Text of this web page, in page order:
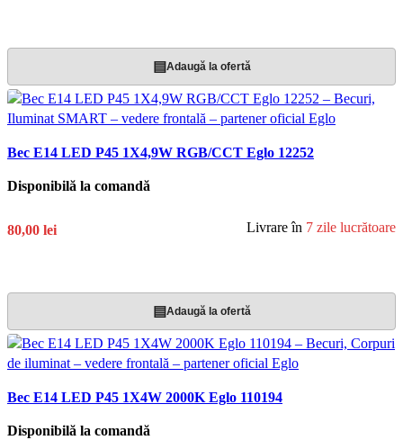
▤Adaugă la ofertă
Bec E14 LED P45 1X4,9W RGB/CCT Eglo 12252
Disponibilă la comandă
80,00 lei Livrare în 7 zile lucrătoare
▤Adaugă la ofertă
Bec E14 LED P45 1X4W 2000K Eglo 110194
Disponibilă la comandă